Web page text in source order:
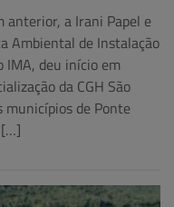
anterior, a Irani Papel e
Ambiental de Instalação
deu início em
da CGH São
municípios de Ponte
[…]